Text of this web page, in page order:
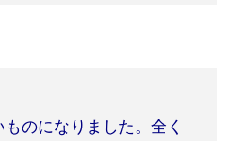
ものになりました。全く